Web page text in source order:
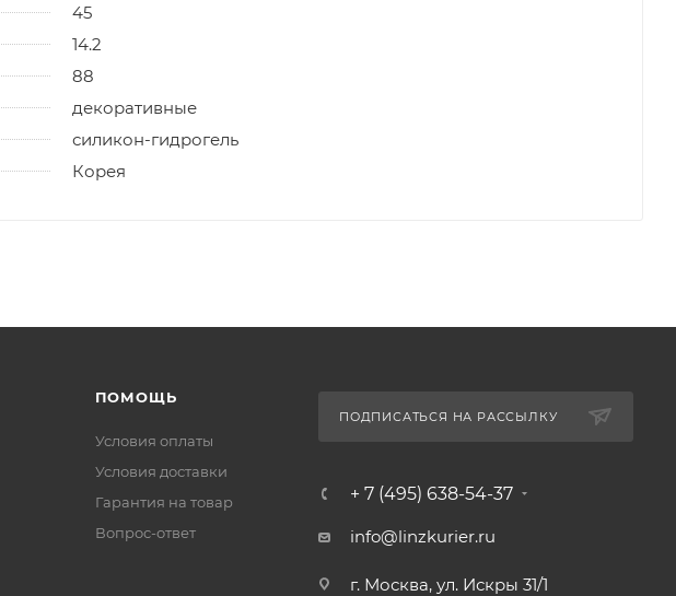
45
14.2
88
декоративные
силикон-гидрогель
Корея
ПОМОЩЬ
Условия оплаты
Условия доставки
Гарантия на товар
Вопрос-ответ
ПОДПИСАТЬСЯ НА РАССЫЛКУ
+ 7 (495) 638-54-37
info@linzkurier.ru
г. Москва, ул. Искры 31/1